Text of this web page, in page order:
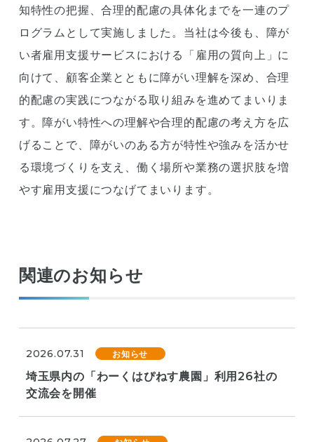
知特性の把握、合理的配慮の具体化までを一連のプ
ログラムとして実施しました。当社は今後も、障が
い者雇用支援サービスにおける「雇用の質向上」に
向けて、顧客企業とともに障がい理解を深め、合理
的配慮の実践につながる取り組みを進めてまいりま
す。障がい特性への理解や合理的配慮の考え方を広
げることで、障がいのある方が特性や強みを活かせ
る環境づくりを支え、働く場所や業務の選択肢を増
やす雇用支援につなげてまいります。
関連のお知らせ
2026.07.31 お知らせ
埼玉県内の「わーくはぴねす農園」利用26社の
交流会を開催